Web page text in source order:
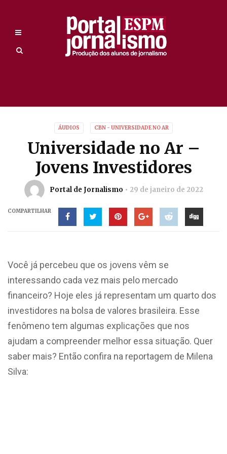
ÁUDIOS CBN - UNIVERSIDADE NO AR
Universidade no Ar –
Jovens Investidores
Portal de Jornalismo 29 de janeiro de 2022
COMPARTILHAR
Você já percebeu que os jovens vêm se
interessando cada vez mais pelo mercado
financeiro? Hoje eles já representam um quarto dos
investidores na bolsa de valores brasileira. Esse
fenômeno tem algumas explicações que nos
ajudam a compreender melhor essa situação. Quer
saber mais? Então confira na reportagem de Milena
Silva: